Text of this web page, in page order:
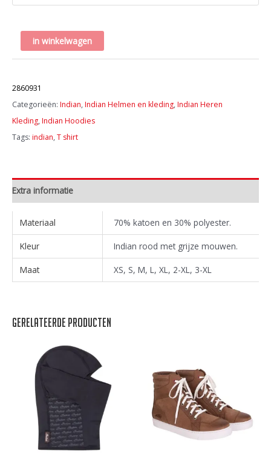
INDIAN
Hoodie
aantal
in winkelwagen
2860931
Categorieën: Indian,Indian Helmen en kleding,Indian Heren
Kleding,Indian Hoodies
Tags: indian,T shirt
Extra informatie
Materiaal 70% katoen en 30% polyester.
Kleur Indian rood met grijze mouwen.
Maat XS, S, M, L, XL, 2-XL, 3-XL
Gerelateerde producten